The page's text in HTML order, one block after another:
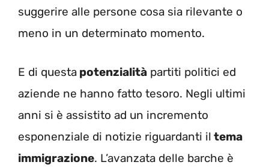
suggerire alle persone cosa sia rilevante o
meno in un determinato momento.
E di questa potenzialità partiti politici ed
aziende ne hanno fatto tesoro. Negli ultimi
anni si è assistito ad un incremento
esponenziale di notizie riguardanti il tema
immigrazione. L’avanzata delle barche è